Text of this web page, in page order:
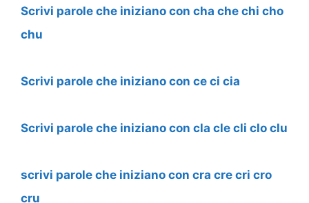
Scrivi parole che iniziano con cha che chi cho
chu
Scrivi parole che iniziano con ce ci cia
Scrivi parole che iniziano con cla cle cli clo clu
scrivi parole che iniziano con cra cre cri cro
cru